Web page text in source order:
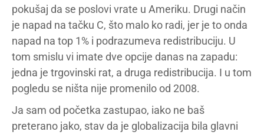
pokušaj da se poslovi vrate u Ameriku. Drugi način
je napad na tačku C, što malo ko radi, jer je to onda
napad na top 1% i podrazumeva redistribuciju. U
tom smislu vi imate dve opcije danas na zapadu:
jedna je trgovinski rat, a druga redistribucija. I u tom
pogledu se ništa nije promenilo od 2008.
Ja sam od početka zastupao, iako ne baš
preterano jako, stav da je globalizacija bila glavni